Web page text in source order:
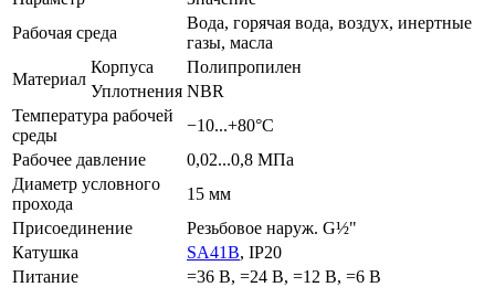
Рабочая среда
Вода, горячая вода, воздух, инертные
газы, масла
Материал
Корпуса
Полипропилен
Уплотнения NBR
Температура рабочей
среды
−10...+80°С
Рабочее давление
0,02...0,8 МПа
Диаметр условного
прохода
15 мм
Присоединение
Резьбовое наруж. G½"
Катушка
SA41B, IP20
Питание
=36 В, =24 В, =12 В, =6 В